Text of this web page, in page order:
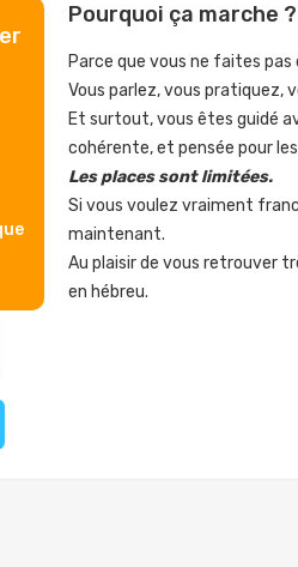
Pourquoi ça marche ?
Parce que vous ne faites pas
Vous parlez, vous pratiquez,
Et surtout, vous êtes guidé
cohérente, et pensée pour
Les places sont limitées.
Si vous voulez vraiment
maintenant.
Au plaisir de vous retrouver
en hébreu.